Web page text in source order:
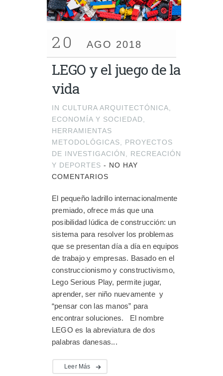
20 AGO 2018
LEGO y el juego de la
vida
IN CULTURA ARQUITECTÓNICA
ECONOMÍA Y SOCIEDAD
HERRAMIENTAS
METODOLÓGICAS
PROYECTOS
DE INVESTIGACIÓN
RECREACIÓN
Y DEPORTES - NO HAY
COMENTARIOS
El pequeño ladrillo internacionalmente
premiado, ofrece más que una
posibilidad lúdica de construcción: un
sistema para resolver los problemas
que se presentan día a día en equipos
de trabajo y empresas. Basado en el
construccionismo y constructivismo,
Lego Serious Play, permite jugar,
aprender, ser niño nuevamente y
“pensar con las manos” para
encontrar soluciones. El nombre
LEGO es la abreviatura de dos
palabras danesas...
Leer Más